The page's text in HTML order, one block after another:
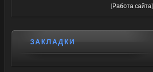
[Работа сайта]
ЗАКЛАДКИ